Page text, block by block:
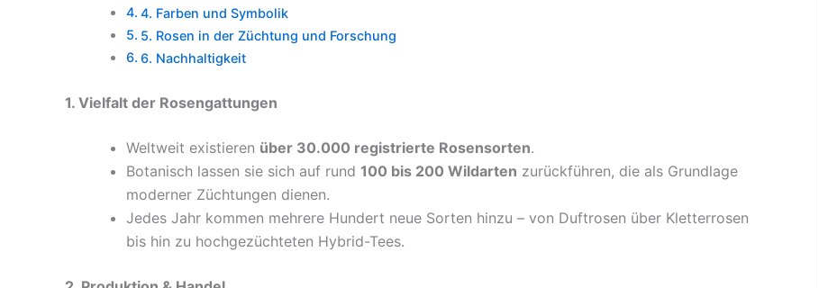
4. Farben und Symbolik
5. Rosen in der Züchtung und Forschung
6. Nachhaltigkeit
1. Vielfalt der Rosengattungen
Weltweit existieren über 30.000 registrierte Rosensorten.
Botanisch lassen sie sich auf rund 100 bis 200 Wildarten zurückführen, die als Grundlage
moderner Züchtungen dienen.
Jedes Jahr kommen mehrere Hundert neue Sorten hinzu – von Duftrosen über Kletterrosen
bis hin zu hochgezüchteten Hybrid-Tees.